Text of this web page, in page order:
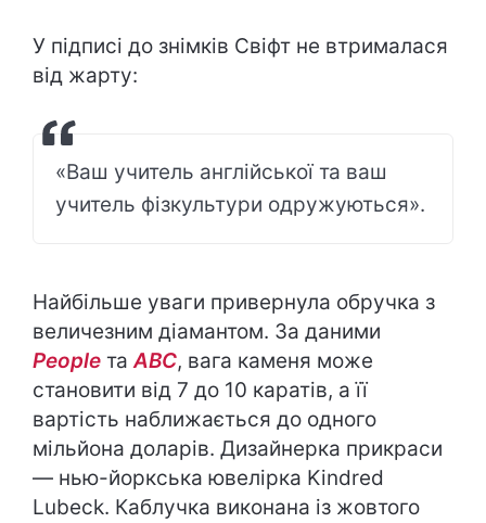
У підписі до знімків Свіфт не втрималася
від жарту:
«Ваш учитель англійської та ваш
учитель фізкультури одружуються».
Найбільше уваги привернула обручка з
величезним діамантом. За даними
People таABC, вага каменя може
становити від 7 до 10 каратів, а її
вартість наближається до одного
мільйона доларів. Дизайнерка прикраси
— нью-йоркська ювелірка Kindred
Lubeck. Каблучка виконана із жовтого